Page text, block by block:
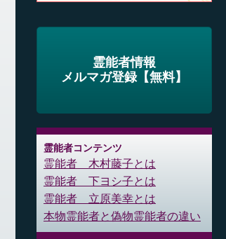
霊能者情報
メルマガ登録【無料】
霊能者コンテンツ
霊能者 木村藤子とは
霊能者 下ヨシ子とは
霊能者 立原美幸とは
本物霊能者と偽物霊能者の違い